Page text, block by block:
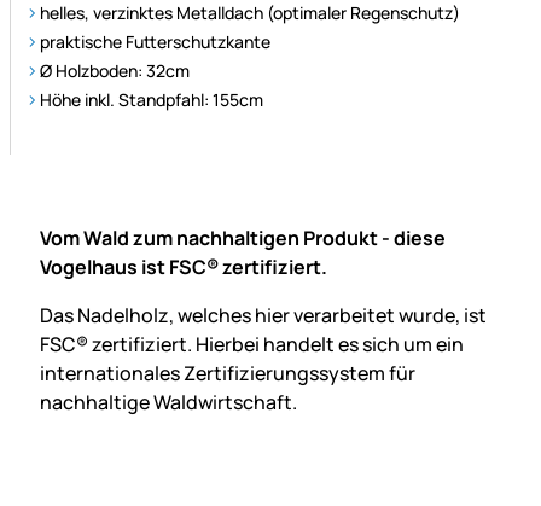
helles, verzinktes Metalldach (optimaler Regenschutz)
praktische Futter­schutzkante
Ø Holzboden: 32cm
Höhe inkl. Standpfahl: 155cm
Vom Wald zum nachhaltigen Produkt - diese
Vogelhaus ist FSC® zertifiziert.
Das Nadelholz, welches hier verarbeitet wurde, ist
FSC® zertifiziert. Hierbei handelt es sich um ein
internationales Zertifizierungssystem für
nachhaltige Waldwirtschaft.